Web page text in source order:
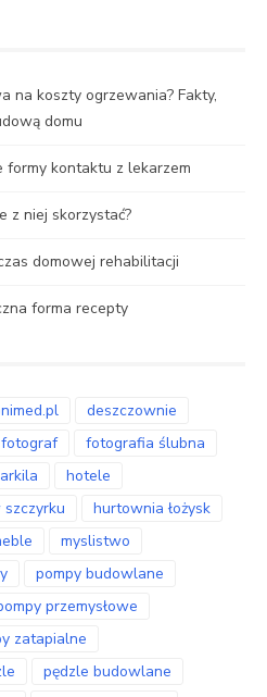
na koszty ogrzewania? Fakty,
domu
formy kontaktu z lekarzem
z niej skorzystać?
domowej rehabilitacji
forma recepty
deszczownie
fotograf
fotografia ślubna
hotele
hurtownia łożysk
myslistwo
pompy budowlane
przemysłowe
zatapialne
pędzle budowlane